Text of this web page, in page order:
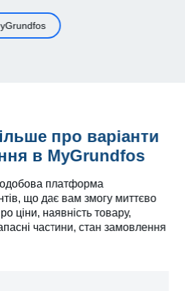
про варіанти
в MyGrundfos
платформа
що дає вам змогу миттєво
ціни, наявність товару,
частини, стан замовлення